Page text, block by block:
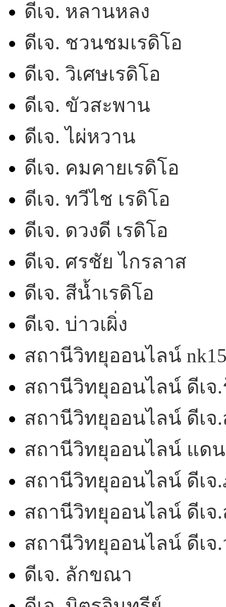
ดีเจ. หลานหลง
ดีเจ. ชวนชมเรดิโอ
ดีเจ. วิเศษเรดิโอ
ดีเจ. ขัวสะพาน
ดีเจ. ไผ่หวาน
ดีเจ. คมคายเรดิโอ
ดีเจ. ทวีไช เรดิโอ
ดีเจ. ดวงดี เรดิโอ
ดีเจ. ศรชัย ไกรลาส
ดีเจ. สีน้ำเรดิโอ
ดีเจ. บ่าวเผิ่ง
สถานีวิทยุออนไลน์
สถานีวิทยุออนไลน์ ดีเจ
สถานีวิทยุออนไลน์ ดีเ
สถานีวิทยุออนไลน์ แดน
สถานีวิทยุออนไลน์ ดีเจ
สถานีวิทยุออนไลน์ ดีเจ
สถานีวิทยุออนไลน์ ดีเ
ดีเจ. ลักขณา